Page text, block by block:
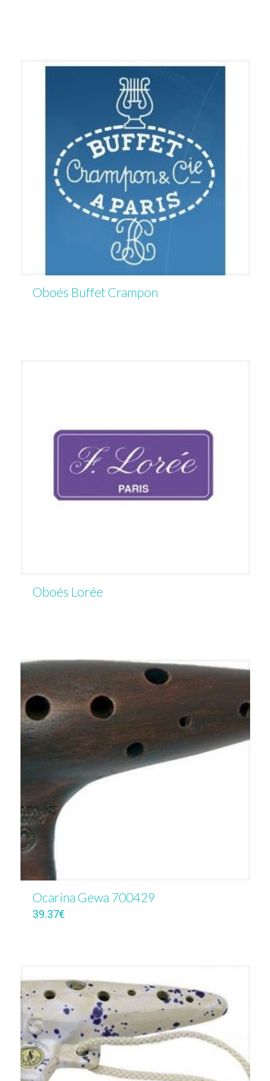
Oboés Buffet Crampon
Oboés Lorée
Ocarina Gewa 700429
39.37€